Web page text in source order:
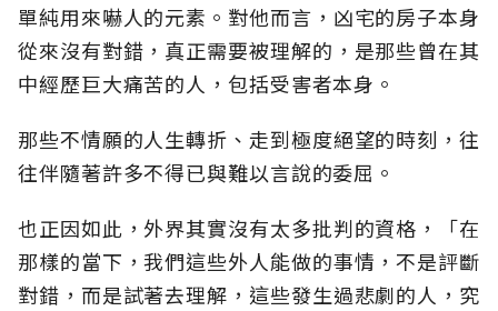
單純用來嚇人的元素。對他而言，凶宅的房子本身
從來沒有對錯，真正需要被理解的，是那些曾在其
中經歷巨大痛苦的人，包括受害者本身。
那些不情願的人生轉折、走到極度絕望的時刻，往
往伴隨著許多不得已與難以言說的委屈。
也正因如此，外界其實沒有太多批判的資格，「在
那樣的當下，我們這些外人能做的事情，不是評斷
對錯，而是試著去理解，這些發生過悲劇的人，究